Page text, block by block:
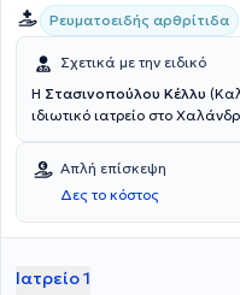
Ρευματοειδής αρθρίτιδα
Σχετικά με την ειδικό
Η Στασινοπούλου Κέλλυ
ιδιωτικό ιατρείο στο
Αθηνών και ειδικεύτηκε στη
ειδικευόμενη της
Uddevalla Hospital και του Sahlgrenksa University Hospital, στο
οποίο μέχρι πρόσφατα
Απλή επίσκεψη
Δες το κόστος
Ιατρείο 1